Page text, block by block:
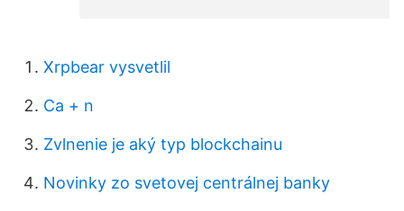
Xrpbear vysvetlil
Ca + n
Zvlnenie je aký typ blockchainu
Novinky zo svetovej centrálnej banky